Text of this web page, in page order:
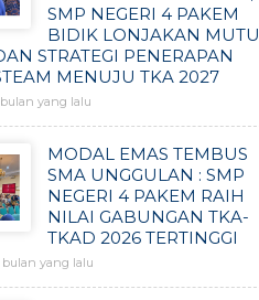
SMP NEGERI 4 PAKEM
BIDIK LONJAKAN MUTU
STRATEGI PENERAPAN
MENUJU TKA 2027
bulan yang lalu
MODAL EMAS TEMBUS
SMA UNGGULAN : SMP
NEGERI 4 PAKEM RAIH
NILAI GABUNGAN TKA-
TKAD 2026 TERTINGGI
bulan yang lalu